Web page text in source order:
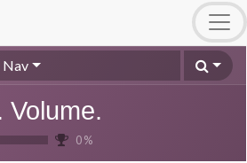
Nav
Volume.
0 %